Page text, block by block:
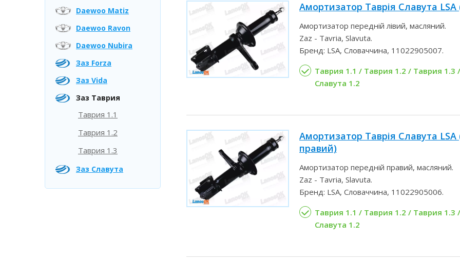
Daewoo Matiz
Daewoo Ravon
Daewoo Nubira
Заз Forza
Заз Vida
Заз Таврия
Таврия 1.1
Таврия 1.2
Таврия 1.3
Заз Славута
Амортизатор Таврія Славута LSA
Амортизатор передній лівий, масляний.
Zaz - Tavria, Slavuta.
Бренд: LSA, Словаччина, 11022905007.
Таврия 1.1 / Таврия 1.2 / Таврия 1.3
Славута 1.2
Амортизатор Таврія Славута LSA
правий)
Амортизатор передній правий, масляний.
Zaz - Tavria, Slavuta.
Бренд: LSA, Словаччина, 11022905006.
Таврия 1.1 / Таврия 1.2 / Таврия 1.3
Славута 1.2